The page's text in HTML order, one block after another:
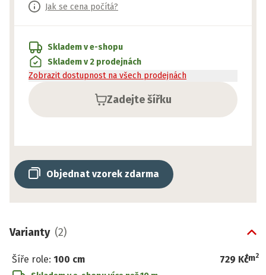
Jak se cena počítá?
Zadejte šířku
Skladem v e-shopu
Skladem v 2 prodejnách
Zobrazit dostupnost na všech prodejnách
Objednat vzorek zdarma
Varianty (2)
Šíře role: 100 cm 729 Kč
/m2